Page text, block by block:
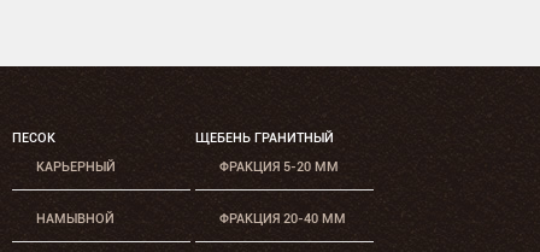
ПЕСОК
КАРЬЕРНЫЙ
НАМЫВНОЙ
ЩЕБЕНЬ ГРАНИТНЫЙ
ФРАКЦИЯ 5-20 ММ
ФРАКЦИЯ 20-40 ММ